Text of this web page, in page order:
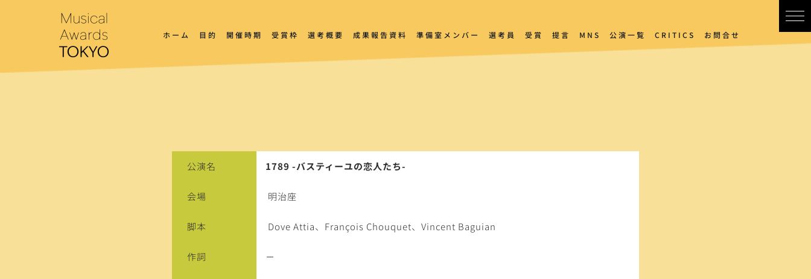
ホーム 目的 開催時期 受賞枠 選考概要 成果報告資料 準備室メンバー 選考員 受賞 提言 MNS 公演一覧 CRITICS お問合せ
公演名 1789 -バスティーユの恋人たち-
会場 明治座
脚本 Dove Attia、François Chouquet、Vincent Baguian
作詞 －